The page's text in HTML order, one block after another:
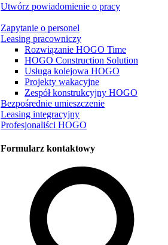
Utwórz powiadomienie o pracy
Zapytanie o personel
Leasing pracowniczy
Rozwiązanie HOGO Time
HOGO Construction Solution
Usługa kolejowa HOGO
Projekty wakacyjne
Zespół konstrukcyjny HOGO
Bezpośrednie umieszczenie
Leasing integracyjny
Profesjonaliści HOGO
Formularz kontaktowy